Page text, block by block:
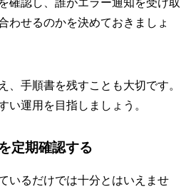
わせるのかを決めておきましょ
、手順書を残すことも大切です。
い運用を目指しましょう。
定期確認する
いるだけでは十分とはいえませ